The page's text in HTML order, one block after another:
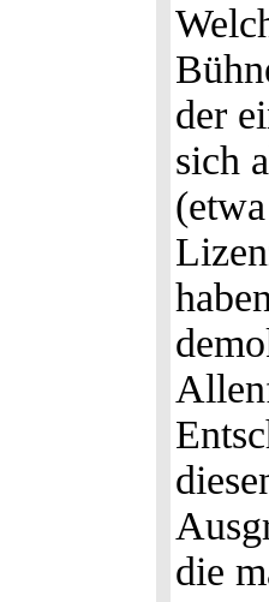
der
sich
die